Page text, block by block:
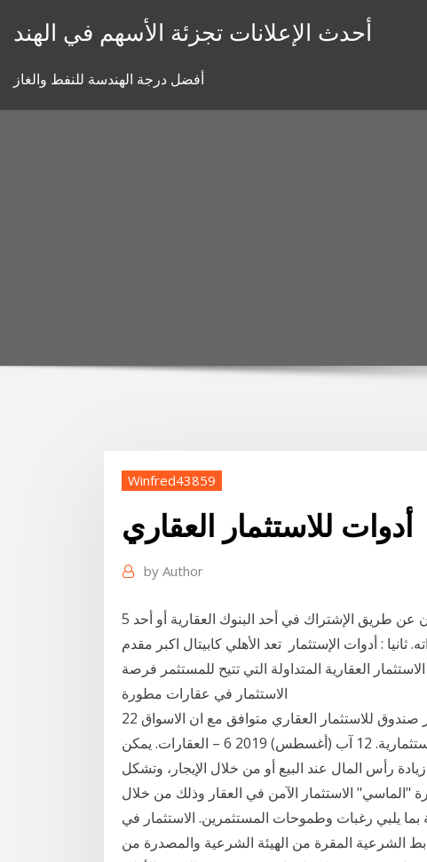
أحدث الإعلانات تجزئة الأسهم في الهند
أفضل درجة الهندسة للنفط والغاز
Winfred43859
أدوات للاستثمار العقاري
by Author
5 آب (أغسطس) 2020 هذا السند العقاري يكون عن طريق الإشتراك في أحد البنوك العقارية أو أحد
ثانيا : أدوات الإستثمار تعد الأهلي كابيتال اكبر مقدم
العقارية المتداولة التي تتيح للمستثمر فرصة
22 شباط (فبراير) 2019 ويعتبر «الإمارات ريت»، أكبر صندوق للاستثمار العقاري متوافق مع ان الاسواق
الإماراتية تحتاج حاليا الى مثل هذا النوع من الأدوات الاستثمارية. 12 آب (أغسطس) 2019 6 – العقارات. يمكن
رأس المال عند البيع أو من خلال الإيجار، وتشكل
"الماسي" الاستثمار الآمن في العقار وذلك من خلال
بما يلبي رغبات وطموحات المستثمرين. الاستثمار في
الشرعية المقرة من الهيئة الشرعية والمصدرة من